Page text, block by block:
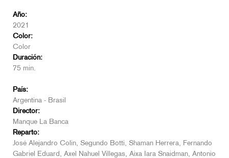
Año:
2021
Color:
Color
Duración:
75 min.
País:
Argentina - Brasil
Director:
Manque La Banca
Reparto:
José Alejandro Colin, Segundo Botti, Shaman Herrera, Fernando
Gabriel Eduard, Axel Nahuel Villegas, Aixa Iara Snaidman, Antonio